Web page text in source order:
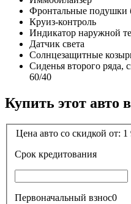
Фронтальные подушки
Круиз-контроль
Индикатор наружной
Датчик света
Солнцезащитные
Сиденья второго ряда,
60/40
Купить этот авто
Цена авто со скидкой от: 1
Срок кредитования
Первоначальный взнос0